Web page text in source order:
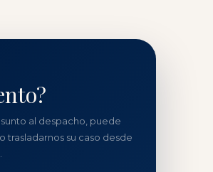
al despacho, puede
trasladarnos su caso desde